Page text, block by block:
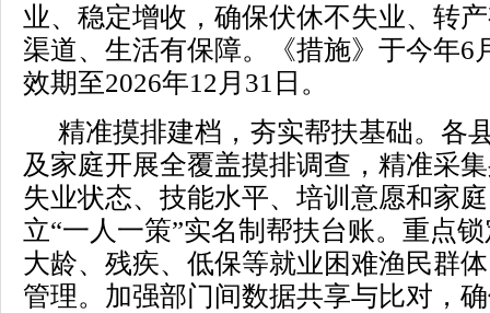
业、稳定增收，确保伏休不失业、转
渠道、生活有保障。《措施》于今年6
效期至2026年12月31日。
精准摸排建档，夯实帮扶基础。各
及家庭开展全覆盖摸排调查，精准采
失业状态、技能水平、培训意愿和家
立“一人一策”实名制帮扶台账。重点
大龄、残疾、低保等就业困难渔民群
管理。加强部门间数据共享与比对，